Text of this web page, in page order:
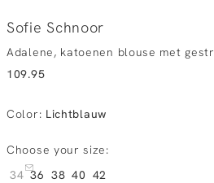
Sofie Schnoor
Adalene, katoenen blouse met
109.95
Color: Lichtblauw
Choose your size:
34 36 38 40 42